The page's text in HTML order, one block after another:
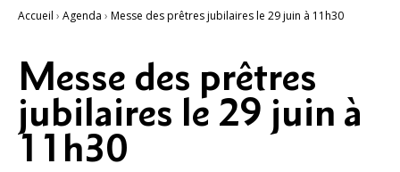
Accueil › Agenda › Messe des prêtres jubilaires le 29 juin à 11h30
Messe des prêtres
jubilaires le 29 juin à
11h30